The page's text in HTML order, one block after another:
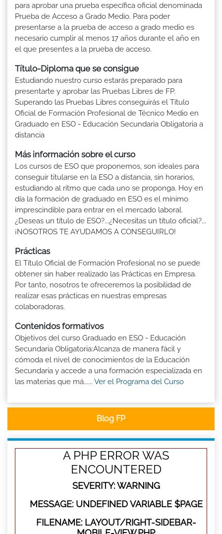
para aprobar una prueba específica oficial denominada
Prueba de Acceso a Grado Medio. Para poder
presentarse a la prueba de acceso a grado medio es
necesario cumplir al menos 17 años durante el año en
el que presentes a la prueba de acceso.
Título-Diploma que se consigue
Estudiando nuestro curso estarás preparado para
presentarte y aprobar las Pruebas Libres de FP.
Superando las Pruebas Libres conseguirás el Título
Oficial de Formación Profesional de Técnico Medio en
Graduado en ESO - Educación Secundaria Obligatoria a
distancia
Más información sobre el curso
Los cursos de ESO que proponemos, son ideales para
conseguir titularse en la ESO a distancia, sin horarios,
estudiando al ritmo que cada uno se proponga. Hoy en
día la formación de graduado en ESO es el mínimo
imprescindible para entrar en el mercado laboral.
¿Deseas un título de ESO?...¿Necesitas un título oficial?...
¡NOSOTROS TE AYUDAMOS A CONSEGUIRLO!
Prácticas
El Título Oficial de Formación Profesional no se puede
obtener sin haber realizado las Prácticas en Empresa.
Por tanto, nosotros te ofreceremos la posibilidad de
realizar esas prácticas en nuestras empresas
colaboradoras.
Contenidos formativos
Objetivos del curso Graduado en ESO - Educación
Secundaria Obligatoria:Alcanza de manera fácil y
cómoda el nivel de conocimientos de la Educación
Secundaria y accede a una formación especializada en
las materias que má...... Ver el Programa del Curso
Blog FP
A PHP ERROR WAS
ENCOUNTERED
SEVERITY: WARNING
MESSAGE: UNDEFINED VARIABLE $PAGE
FILENAME: LAYOUT/RIGHT-SIDEBAR-